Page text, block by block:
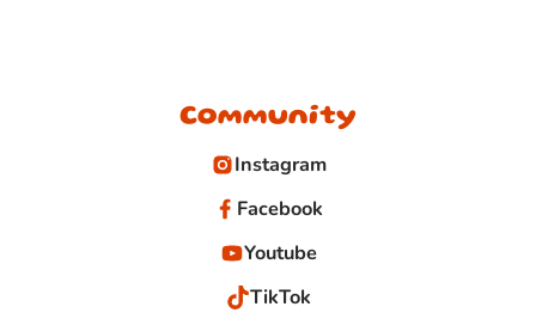
Community
Instagram
Facebook
Youtube
TikTok